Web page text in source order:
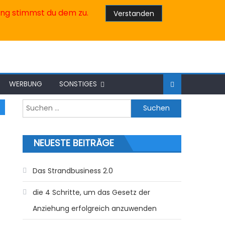
WERBUNG SONSTIGES
Suche nach:
NEUESTE BEITRÄGE
Das Strandbusiness 2.0
die 4 Schritte, um das Gesetz der
Anziehung erfolgreich anzuwenden
stimmst du dem zu. Verstanden